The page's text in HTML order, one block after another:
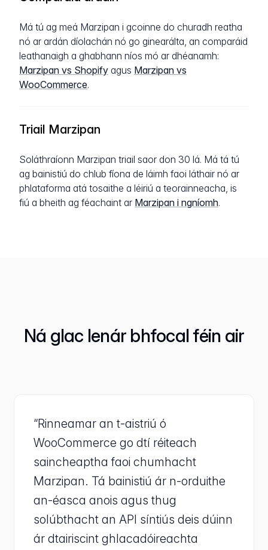
Má tú ag meá Marzipan i gcoinne do churadh reatha
nó ar ardán díolachán nó go ginearálta, an comparáid
leathanaigh a ghabhann níos mó ar dhéanamh:
Marzipan vs Shopify agus Marzipan vs
WooCommerce.
Triail Marzipan
Soláthraíonn Marzipan triail saor don 30 lá. Má tá tú
ag bainistiú do chlub fíona de láimh faoi láthair nó ar
phlataforma atá tosaithe a léiriú a teorainneacha, is
fiú a bheith ag féachaint ar Marzipan i ngníomh.
Ná glac lenár bhfocal féin air
“Rinneamar an t-aistriú ó
WooCommerce go dtí réiteach
saincheaptha faoi chumhacht
Marzipan. Tá bainistiú ár n-orduithe
an-éasca anois agus thug
solúbthacht an API síntiús deis dúinn
ár dtairiscint ghlacadóireachta